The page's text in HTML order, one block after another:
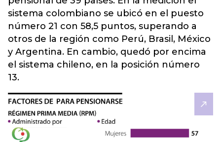
sistema colombiano se ubicó en el puesto
número 21 con 58,5 puntos, superando a
otros de la región como Perú, Brasil, México
y Argentina. En cambio, quedó por encima
el sistema chileno, en la posición número
13.